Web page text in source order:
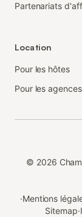
Partenariats
Location
Pour les hôtes
Pour les
© 2026
·Mentions
Sitemap·